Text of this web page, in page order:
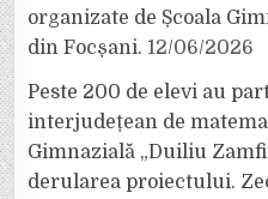
organizate de Școala
din Focșani. 12/06/2026
Peste 200 de elevi au
interjudețean de
Gimnazială „Duiliu
derularea proiectului.